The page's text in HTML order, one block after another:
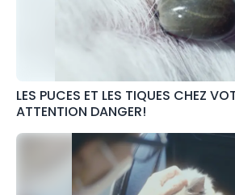
LES PUCES ET LES TIQUES CHEZ
ATTENTION DANGER!